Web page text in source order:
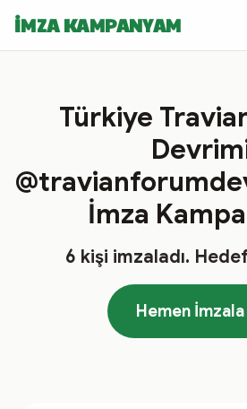
İMZA KAMPANYAM
Türkiye
İmza
6 kişi imzaladı. Hedef
Hemen İmzala